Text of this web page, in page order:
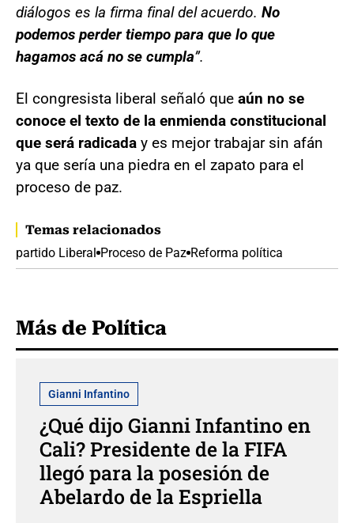
diálogos es la firma final del acuerdo. No
podemos perder tiempo para que lo que
hagamos acá no se cumpla”.
El congresista liberal señaló que aún no se
conoce el texto de la enmienda constitucional
que será radicada y es mejor trabajar sin afán
ya que sería una piedra en el zapato para el
proceso de paz.
Temas relacionados
partido Liberal Proceso de Paz Reforma política
Más de Política
Gianni Infantino
¿Qué dijo Gianni Infantino en
Cali? Presidente de la FIFA
llegó para la posesión de
Abelardo de la Espriella